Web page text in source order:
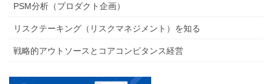
PSM分析（プロダクト企画）
リスクテーキング（リスクマネジメント）を知る
戦略的アウトソースとコアコンピタンス経営